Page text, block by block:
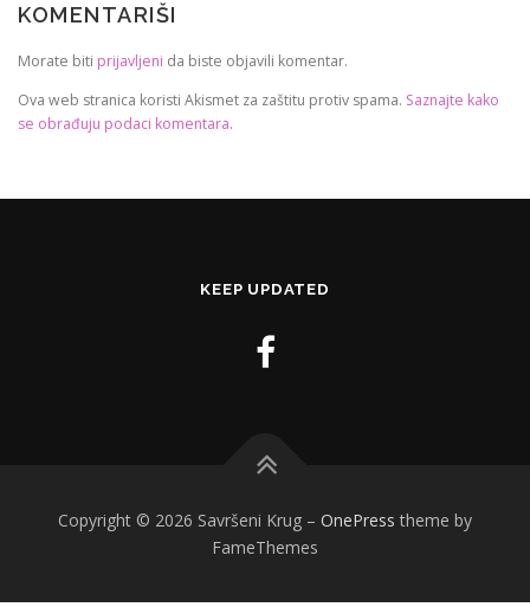
KOMENTARIŠI
Morate biti prijavljeni da biste objavili komentar.
Ova web stranica koristi Akismet za zaštitu protiv spama. Saznajte kako
se obrađuju podaci komentara.
KEEP UPDATED
Copyright © 2026 Savršeni Krug – OnePress theme by
FameThemes